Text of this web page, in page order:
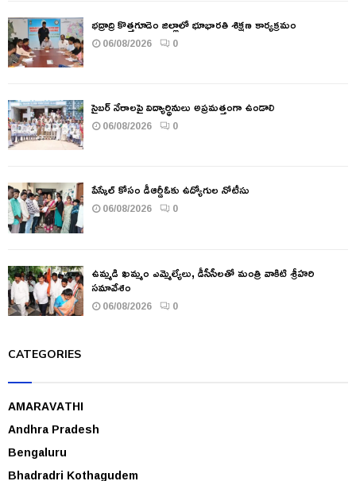
భద్రాద్రి కొత్తగూడెం జిల్లాలో భూభారతి శిక్షణ కార్యక్రమం
06/08/2026 0
సైబర్ నేరాలపై విద్యార్థినులు అప్రమత్తంగా ఉండాలి
06/08/2026 0
పేస్కేల్ కోసం డీఆర్డీఓకు ఉద్యోగుల నోటీసు
06/08/2026 0
ఉమ్మడి ఖమ్మం ఎమ్మెల్యేలు, డీసీసీలతో మంత్రి వాకిటి శ్రీహరి
సమావేశం
06/08/2026 0
CATEGORIES
AMARAVATHI
Andhra Pradesh
Bengaluru
Bhadradri Kothagudem